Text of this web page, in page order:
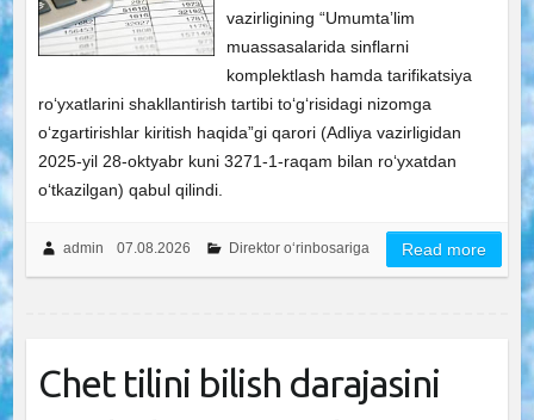
vazirligining “Umumtaʼlim
muassasalarida sinflarni
komplektlash hamda tarifikatsiya
roʻyxatlarini shakllantirish tartibi toʻgʻrisidagi nizomga
oʻzgartirishlar kiritish haqida”gi qarori (Adliya vazirligidan
2025-yil 28-oktyabr kuni 3271-1-raqam bilan roʻyxatdan
oʻtkazilgan) qabul qilindi.
admin 07.08.2026 Direktor o‘rinbosariga Read more
Chet tilini bilish darajasini